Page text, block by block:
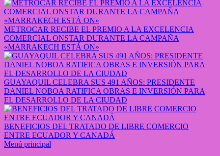
METROCAR RECIBE EL PREMIO A LA EXCELENCIA
COMERCIAL ONSTAR DURANTE LA CAMPAÑA
«MARRAKECH ESTÁ ON»
GUAYAQUIL CELEBRA SUS 491 AÑOS: PRESIDENTE
DANIEL NOBOA RATIFICA OBRAS E INVERSIÓN PARA
EL DESARROLLO DE LA CIUDAD
BENEFICIOS DEL TRATADO DE LIBRE COMERCIO
ENTRE ECUADOR Y CANADÁ
Menú principal